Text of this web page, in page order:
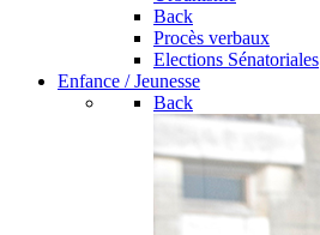
Back
Procès verbaux
Elections Sénatoriales
Enfance / Jeunesse
Back